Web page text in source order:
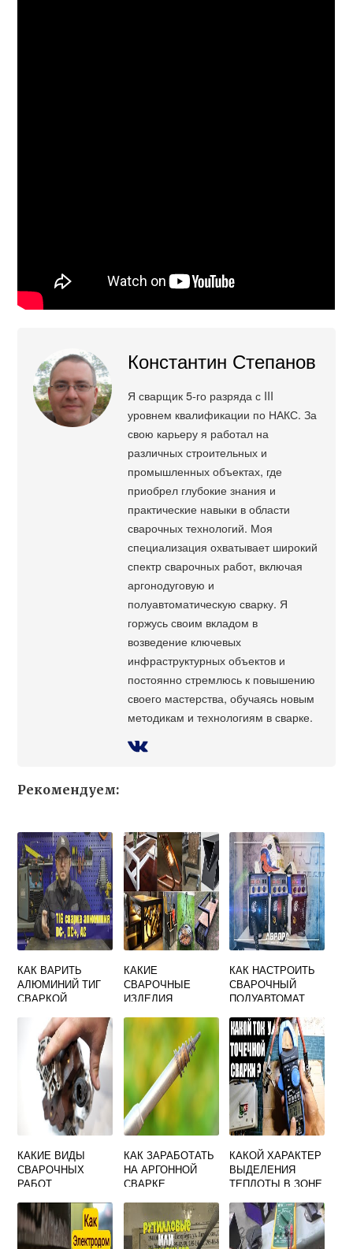
Константин Степанов
Я сварщик 5-го разряда с III
уровнем квалификации по НАКС. За
свою карьеру я работал на
различных строительных и
промышленных объектах, где
приобрел глубокие знания и
практические навыки в области
сварочных технологий. Моя
специализация охватывает широкий
спектр сварочных работ, включая
аргонодуговую и
полуавтоматическую сварку. Я
горжусь своим вкладом в
возведение ключевых
инфраструктурных объектов и
постоянно стремлюсь к повышению
своего мастерства, обучаясь новым
методикам и технологиям в сварке.
Рекомендуем:
КАК ВАРИТЬ
АЛЮМИНИЙ ТИГ
СВАРКОЙ
КАКИЕ
СВАРОЧНЫЕ
ИЗДЕЛИЯ
СПРОСОМ
КАК НАСТРОИТЬ
СВАРОЧНЫЙ
ПОЛУАВТОМАТ
ДИНАМИКА 2000
КАКИЕ ВИДЫ
СВАРОЧНЫХ
РАБОТ
РЕМОНТЕ
КОРПУСА
ТОПЛИВНОГО
КАК ЗАРАБОТАТЬ
НА АРГОННОЙ
СВАРКЕ
КАКОЙ ХАРАКТЕР
ВЫДЕЛЕНИЯ
ТЕПЛОТЫ В ЗОНЕ
КОНТАКТНОЙ
СВАРКИ